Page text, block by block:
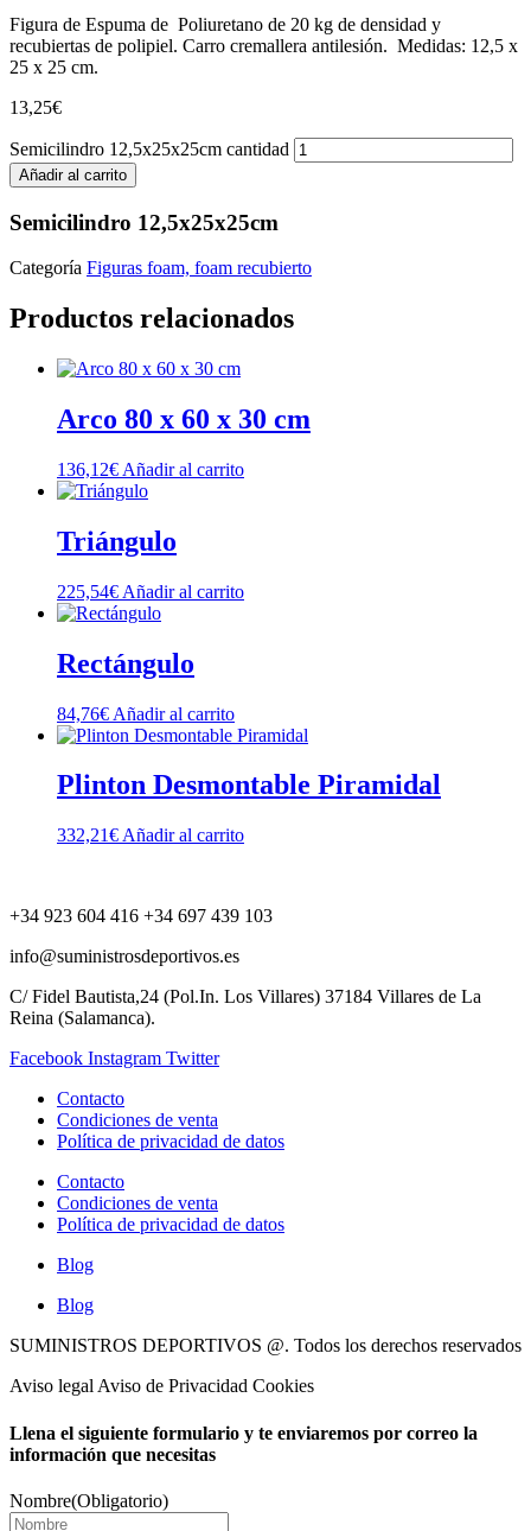
Figura de Espuma de Poliuretano de 20 kg de densidad y
recubiertas de polipiel. Carro cremallera antilesión. Medidas: 12,5 x
25 x 25 cm.
13,25€
Semicilindro 12,5x25x25cm cantidad
Añadir al carrito
Semicilindro 12,5x25x25cm
Categoría Figuras foam, foam recubierto
Productos relacionados
Arco 80 x 60 x 30 cm
136,12€ Añadir al carrito
Triángulo
225,54€ Añadir al carrito
Rectángulo
84,76€ Añadir al carrito
Plinton Desmontable Piramidal
332,21€ Añadir al carrito
+34 923 604 416 +34 697 439 103
info@suministrosdeportivos.es
C/ Fidel Bautista,24 (Pol.In. Los Villares) 37184 Villares de La
Reina (Salamanca).
Facebook Instagram Twitter
Contacto
Condiciones de venta
Política de privacidad de datos
Contacto
Condiciones de venta
Política de privacidad de datos
Blog
Blog
SUMINISTROS DEPORTIVOS @. Todos los derechos reservados
Aviso legal Aviso de Privacidad Cookies
Llena el siguiente formulario y te enviaremos por correo la
información que necesitas
Nombre(Obligatorio)